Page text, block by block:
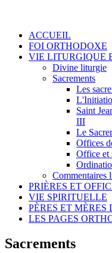
ACCUEIL
FOI ORTHODOXE
VIE LITURGIQUE
Divine liturgie
Sacrements
Les
Saint
III
Le
Offices
Office et
Commentaires
PRIÈRES ET
VIE SPIRITUELLE
PÈRES ET MÈRES
LES PAGES
Sacrements